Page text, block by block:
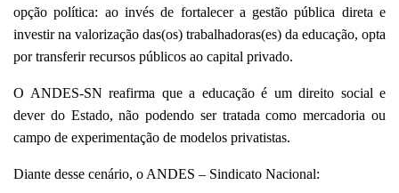
opção política: ao invés de fortalecer a gestão pública direta e
investir na valorização das(os) trabalhadoras(es) da educação, opta
por transferir recursos públicos ao capital privado.
O ANDES-SN reafirma que a educação é um direito social e
dever do Estado, não podendo ser tratada como mercadoria ou
campo de experimentação de modelos privatistas.
Diante desse cenário, o ANDES – Sindicato Nacional: